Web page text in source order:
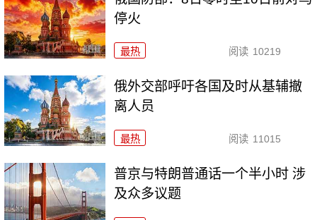
停火
最热 阅读 10219
俄外交部呼吁各国及时从基辅撤
离人员
最热 阅读 11015
普京与特朗普通话一个半小时 涉
及众多议题